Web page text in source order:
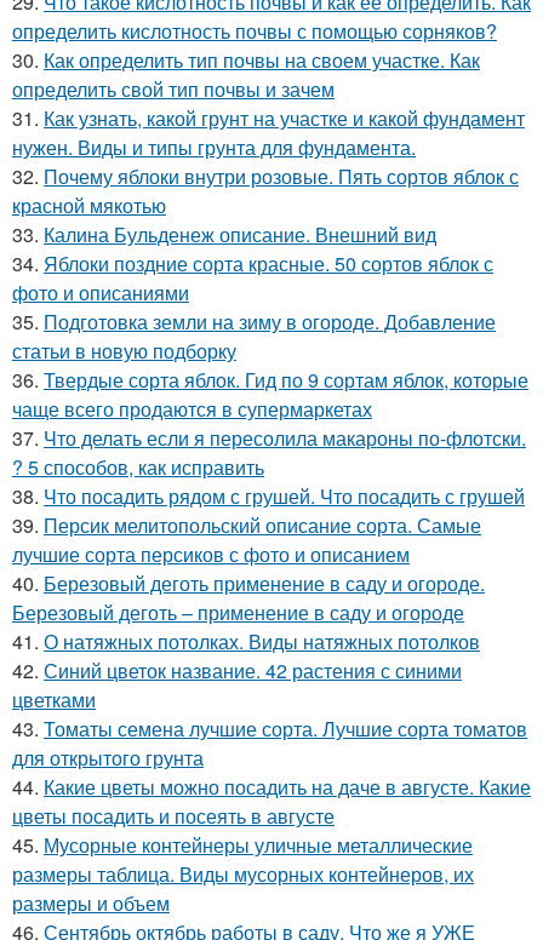
определить кислотность почвы с помощью сорняков?
30. Как определить тип почвы на своем участке. Как
определить свой тип почвы и зачем
31. Как узнать, какой грунт на участке и какой фундамент
нужен. Виды и типы грунта для фундамента.
32. Почему яблоки внутри розовые. Пять сортов яблок с
красной мякотью
33. Калина Бульденеж описание. Внешний вид
34. Яблоки поздние сорта красные. 50 сортов яблок с
фото и описаниями
35. Подготовка земли на зиму в огороде. Добавление
статьи в новую подборку
36. Твердые сорта яблок. Гид по 9 сортам яблок, которые
чаще всего продаются в супермаркетах
37. Что делать если я пересолила макароны по-флотски.
? 5 способов, как исправить
38. Что посадить рядом с грушей. Что посадить с грушей
39. Персик мелитопольский описание сорта. Самые
лучшие сорта персиков с фото и описанием
40. Березовый деготь применение в саду и огороде.
Березовый деготь – применение в саду и огороде
41. О натяжных потолках. Виды натяжных потолков
42. Синий цветок название. 42 растения с синими
цветками
43. Томаты семена лучшие сорта. Лучшие сорта томатов
для открытого грунта
44. Какие цветы можно посадить на даче в августе. Какие
цветы посадить и посеять в августе
45. Мусорные контейнеры уличные металлические
размеры таблица. Виды мусорных контейнеров, их
размеры и объем
46. Сентябрь октябрь работы в саду. Что же я УЖЕ